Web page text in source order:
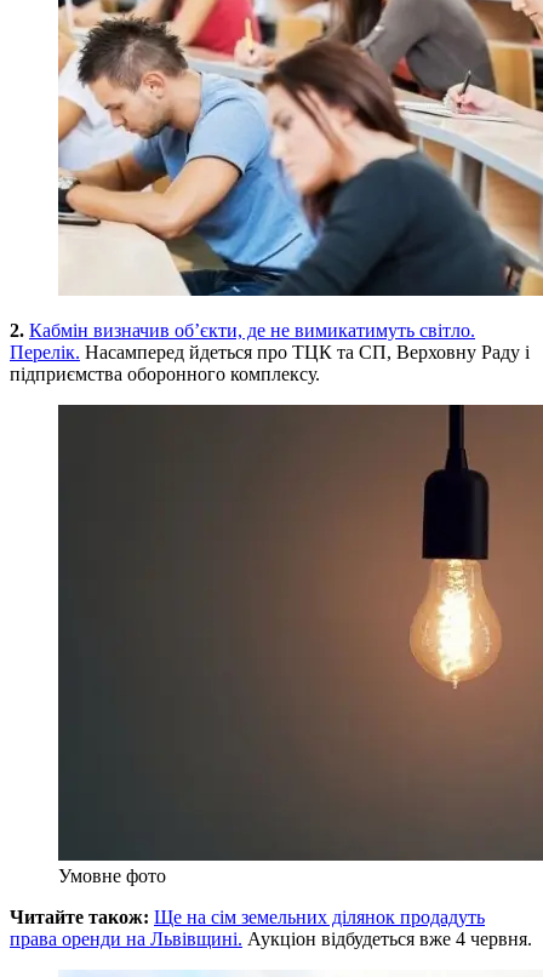
2. Кабмін визначив об’єкти, де не вимикатимуть світло.
Перелік. Насамперед йдеться про ТЦК та СП, Верховну Раду і
підприємства оборонного комплексу.
Умовне фото
Читайте також: Ще на сім земельних ділянок продадуть
права оренди на Львівщині. Аукціон відбудеться вже 4 червня.